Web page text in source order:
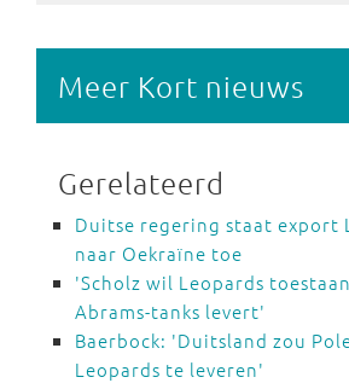
Meer Kort nieuws
Gerelateerd
Duitse regering staat export
naar Oekraïne toe
'Scholz wil Leopards
Abrams-tanks levert'
Baerbock: 'Duitsland zou
Leopards te leveren'